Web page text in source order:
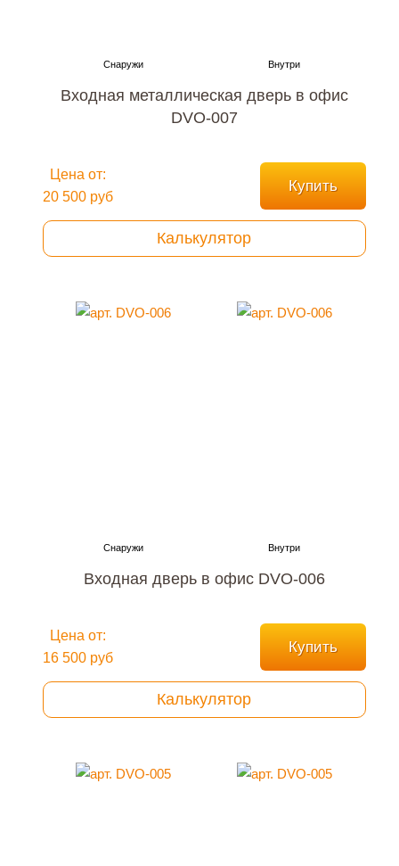
Входная металлическая дверь в офис
DVO-007
Цена от:
20 500 руб
Купить
Калькулятор
Входная дверь в офис DVO-006
Цена от:
16 500 руб
Купить
Калькулятор